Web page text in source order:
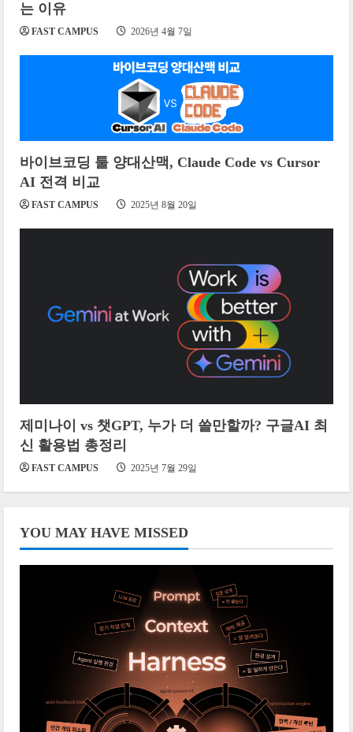
는 이유
FAST CAMPUS 2026년 4월 7일
바이브코딩 툴 양대산맥, Claude Code vs Cursor
AI 전격 비교
FAST CAMPUS 2025년 8월 20일
제미나이 vs 챗GPT, 누가 더 쓸만할까? 구글AI 최
신 활용법 총정리
FAST CAMPUS 2025년 7월 29일
YOU MAY HAVE MISSED